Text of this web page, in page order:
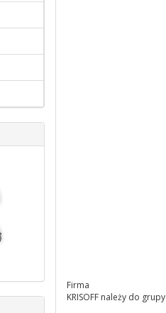
Firma
KRISOFF należy do grupy